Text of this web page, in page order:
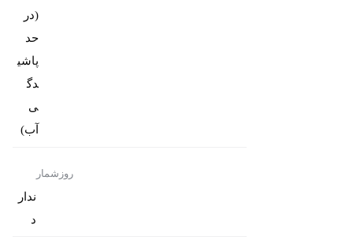
(در
حد
پاشی
دگ
ی
آب)
روزشمار
ندار
د